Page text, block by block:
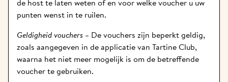
de host te laten weten of en voor welke voucher u uw
punten wenst in te ruilen.
Geldigheid vouchers – De vouchers zijn beperkt geldig,
zoals aangegeven in de applicatie van Tartine Club,
waarna het niet meer mogelijk is om de betreffende
voucher te gebruiken.